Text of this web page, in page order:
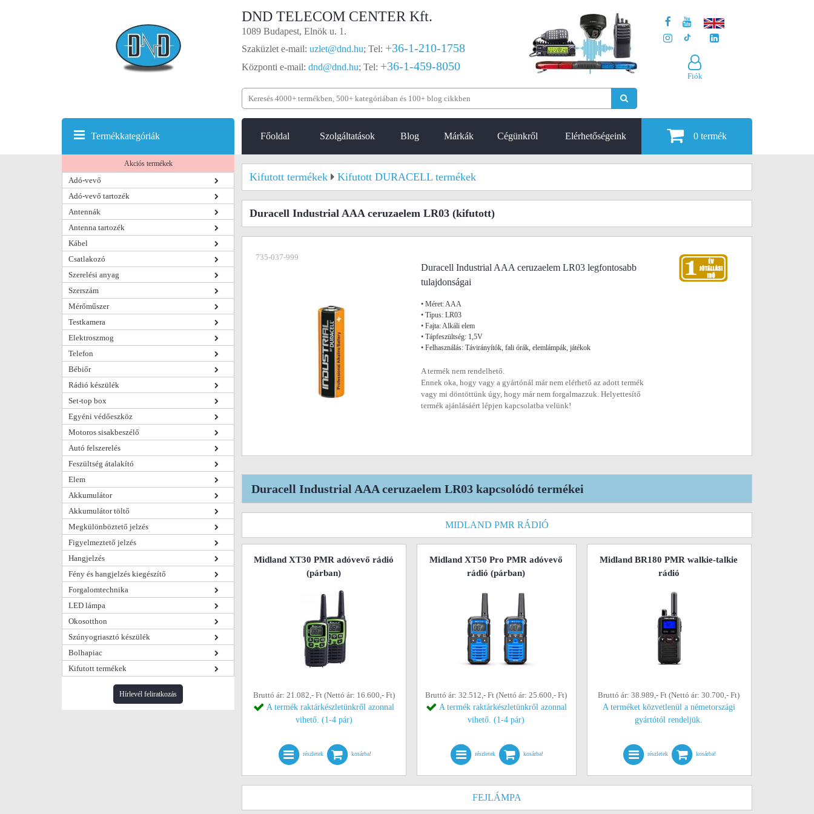
DND TELECOM CENTER Kft.
1089 Budapest, Elnök u. 1.
Szaküzlet e-mail: uzlet@dnd.hu; Tel: +36-1-210-1758
Központi e-mail: dnd@dnd.hu; Tel: +36-1-459-8050
Fiók
Főoldal Szolgáltatások Blog Márkák Cégünkről Elérhetőségeink 0 termék
Termékkategóriák
Akciós termékek
Adó-vevő
Adó-vevő tartozék
Antennák
Antenna tartozék
Kábel
Csatlakozó
Szerelési anyag
Szerszám
Mérőműszer
Testkamera
Elektroszmog
Telefon
Bébiőr
Rádió készülék
Set-top box
Egyéni védőeszköz
Motoros sisakbeszélő
Autó felszerelés
Feszültség átalakító
Elem
Akkumulátor
Akkumulátor töltő
Megkülönböztető jelzés
Figyelmeztető jelzés
Hangjelzés
Fény és hangjelzés kiegészítő
Forgalomtechnika
LED lámpa
Okosotthon
Szúnyogriasztó készülék
Bolhapiac
Kifutott termékek
Hírlevél feliratkozás
Kifutott termékek Kifutott DURACELL termékek
Duracell Industrial AAA ceruzaelem LR03 (kifutott)
735-037-999
Duracell Industrial AAA ceruzaelem LR03 legfontosabb
tulajdonságai
• Méret: AAA
• Típus: LR03
• Fajta: Alkáli elem
• Tápfeszültség: 1,5V
• Felhasználás: Távirányítók, fali órák, elemlámpák, játékok
A termék nem rendelhető.
Ennek oka, hogy vagy a gyártónál már nem elérhető az adott termék
vagy mi döntöttünk úgy, hogy már nem forgalmazzuk. Helyettesítő
termék ajánlásáért lépjen kapcsolatba velünk!
Duracell Industrial AAA ceruzaelem LR03 kapcsolódó termékei
MIDLAND PMR RÁDIÓ
Midland XT30 PMR adóvevő rádió
(párban)
Bruttó ár: 21.082,- Ft (Nettó ár: 16.600,- Ft)
A termék raktárkészletünkről azonnal
vihető. (1-4 pár)
részletek kosárba!
Midland XT50 Pro PMR adóvevő
rádió (párban)
Bruttó ár: 32.512,- Ft (Nettó ár: 25.600,- Ft)
A termék raktárkészletünkről azonnal
vihető. (1-4 pár)
részletek kosárba!
Midland BR180 PMR walkie-talkie
rádió
Bruttó ár: 38.989,- Ft (Nettó ár: 30.700,- Ft)
A terméket közvetlenül a németországi
gyártótól rendeljük.
részletek kosárba!
FEJLÁMPA